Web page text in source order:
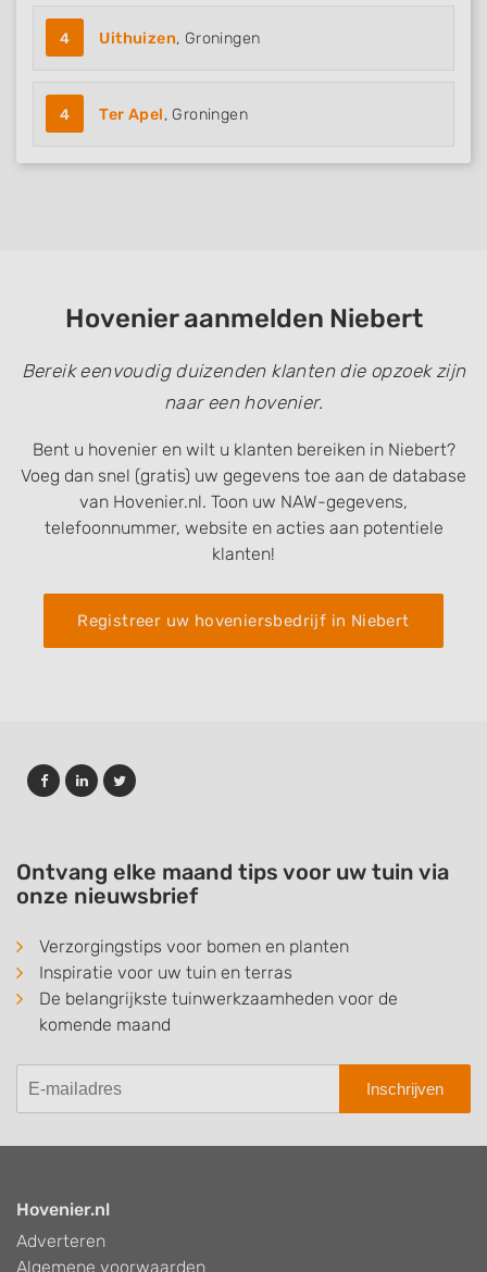
4 Uithuizen, Groningen
4 Ter Apel, Groningen
Hovenier aanmelden Niebert
Bereik eenvoudig duizenden klanten die opzoek zijn
naar een hovenier.
Bent u hovenier en wilt u klanten bereiken in Niebert?
Voeg dan snel (gratis) uw gegevens toe aan de database
van Hovenier.nl. Toon uw NAW-gegevens,
telefoonnummer, website en acties aan potentiele
klanten!
Registreer uw hoveniersbedrijf in Niebert
Ontvang elke maand tips voor uw tuin via
onze nieuwsbrief
Verzorgingstips voor bomen en planten
Inspiratie voor uw tuin en terras
De belangrijkste tuinwerkzaamheden voor de
komende maand
Inschrijven
Hovenier.nl
Adverteren
Algemene voorwaarden